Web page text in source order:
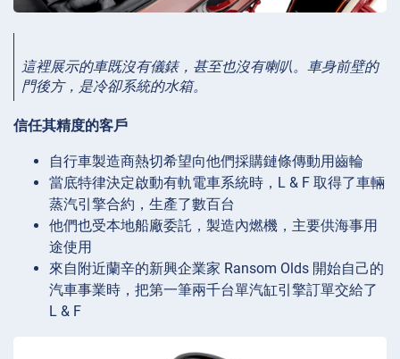
這裡展示的車既沒有儀錶，甚至也沒有喇叭。車身前壁的
門後方，是冷卻系統的水箱。
信任其精度的客戶
自行車製造商熱切希望向他們採購鏈條傳動用齒輪
當底特律決定啟動有軌電車系統時，L & F 取得了車輛
蒸汽引擎合約，生產了數百台
他們也受本地船廠委託，製造內燃機，主要供海事用
途使用
來自附近蘭辛的新興企業家 Ransom Olds 開始自己的
汽車事業時，把第一筆兩千台單汽缸引擎訂單交給了
L & F